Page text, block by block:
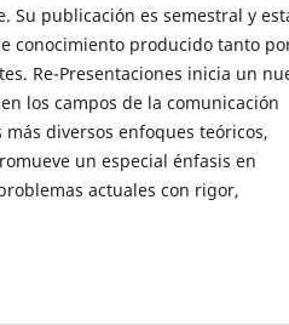
Su publicación es semestral y
conocimiento producido tanto
Re-Presentaciones inicia un
los campos de la comunicación
diversos enfoques teóricos,
un especial énfasis en
actuales con rigor,